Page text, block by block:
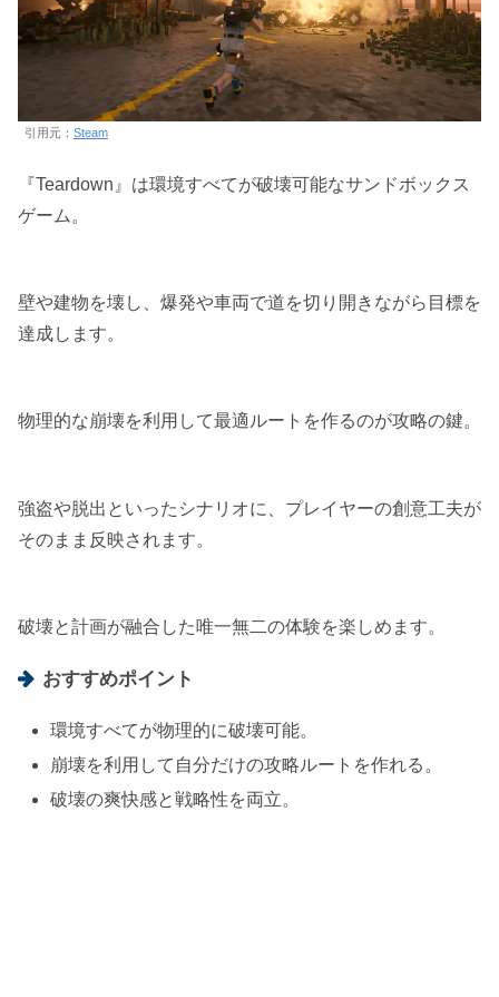
引用元： Steam
『Teardown』は環境すべてが破壊可能なサンドボックス
ゲーム。
壁や建物を壊し、爆発や車両で道を切り開きながら目標を
達成します。
物理的な崩壊を利用して最適ルートを作るのが攻略の鍵。
強盗や脱出といったシナリオに、プレイヤーの創意工夫が
そのまま反映されます。
破壊と計画が融合した唯一無二の体験を楽しめます。
おすすめポイント
環境すべてが物理的に破壊可能。
崩壊を利用して自分だけの攻略ルートを作れる。
破壊の爽快感と戦略性を両立。